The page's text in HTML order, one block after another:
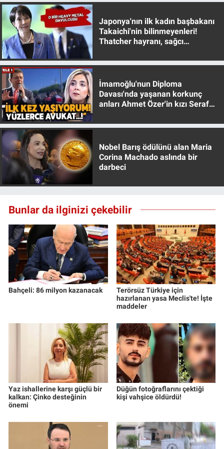
Japonya'nın ilk kadın başbakanı
Takaichi'nin bilinmeyenleri!
Thatcher hayranı, sağcı
İmamoğlu'nun Diploma
Davası'nda yaşanan korkunç
anları Ahmet Özer'in kızı Seraf
Nobel Barış ödülünü alan Maria
Corina Machado aslında bir
darbeci
Bunlar da ilginizi çekebilir
Bahçeli: 86 milyon kazanacak
Terörsüz Türkiye için
hazırlanan yasa Meclis'te! İşte
maddeler
Yaz ishallerine karşı güçlü bir
kalkan: Çinko desteğinin
önemi
Düğün fotoğraflarını çektiği
kişi vahşice öldürdü!
Gündem Özel
Günün görüntüsü
İlan
Kimdir
Koronavirüs
Kültür Sanat
Nedir
Popüler
Programlar
Teknoloji
Türkiye'nin Geleceği
Türkiye'nin Gündemi
Yerel Gündem